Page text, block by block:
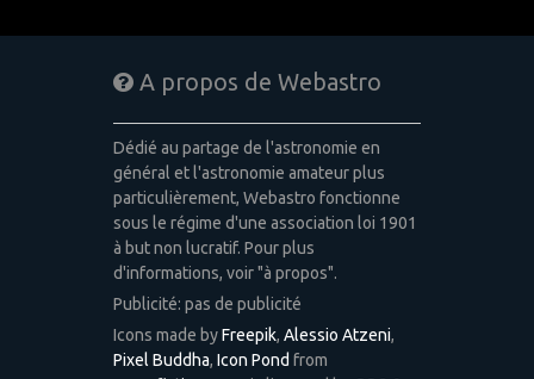
A propos de Webastro
Dédié au partage de l'astronomie en
général et l'astronomie amateur plus
particulièrement, Webastro fonctionne
sous le régime d'une association loi 1901
à but non lucratif. Pour plus
d'informations, voir "à propos".
Publicité: pas de publicité
Icons made byFreepik, Alessio Atzeni,
Pixel Buddha, Icon Pond from